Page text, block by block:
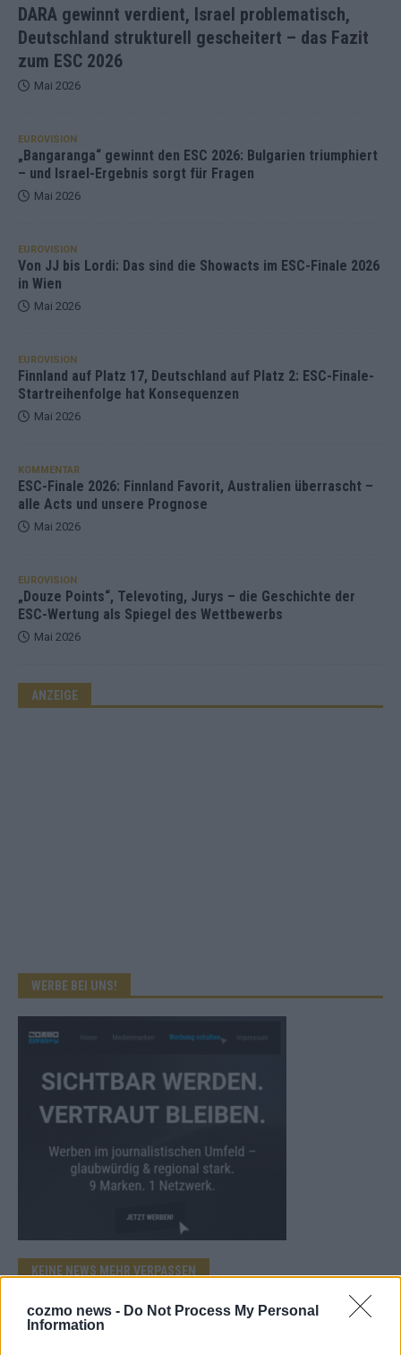
cozmo news - Do Not Process My Personal
Information
DARA gewinnt verdient, Israel problematisch,
Deutschland strukturell gescheitert – das Fazit
zum ESC 2026
Mai 2026
EUROVISION
„Bangaranga“ gewinnt den ESC 2026: Bulgarien triumphiert
– und Israel-Ergebnis sorgt für Fragen
Mai 2026
EUROVISION
Von JJ bis Lordi: Das sind die Showacts im ESC-Finale 2026
in Wien
Mai 2026
EUROVISION
Finnland auf Platz 17, Deutschland auf Platz 2: ESC-Finale-
Startreihenfolge hat Konsequenzen
Mai 2026
KOMMENTAR
ESC-Finale 2026: Finnland Favorit, Australien überrascht –
alle Acts und unsere Prognose
Mai 2026
EUROVISION
„Douze Points“, Televoting, Jurys – die Geschichte der
ESC-Wertung als Spiegel des Wettbewerbs
Mai 2026
ANZEIGE
WERBE BEI UNS!
KEINE NEWS MEHR VERPASSEN